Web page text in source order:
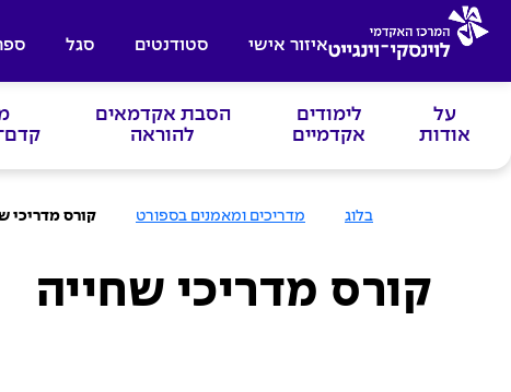
איזור אישי סטודנטים סגל
על
אודות
לימודים
אקדמיים
הסבת אקדמאים
להוראה
ה
ב
בלוג מדריכים ומאמנים בספורט קורס מדריכי
קורס מדריכי שחייה